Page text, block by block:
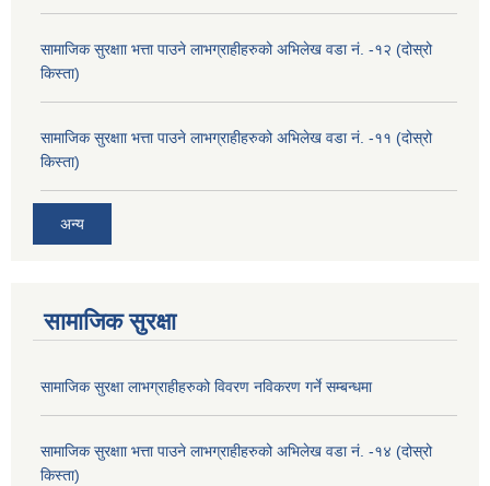
सामाजिक सुरक्षाा भत्ता पाउने लाभग्राहीहरुको अभिलेख वडा नं. -१२ (दोस्रो
किस्ता)
सामाजिक सुरक्षाा भत्ता पाउने लाभग्राहीहरुको अभिलेख वडा नं. -११ (दोस्रो
किस्ता)
अन्य
सामाजिक सुरक्षा
सामाजिक सुरक्षा लाभग्राहीहरुको विवरण नविकरण गर्ने सम्बन्धमा
सामाजिक सुरक्षाा भत्ता पाउने लाभग्राहीहरुको अभिलेख वडा नं. -१४ (दोस्रो
किस्ता)